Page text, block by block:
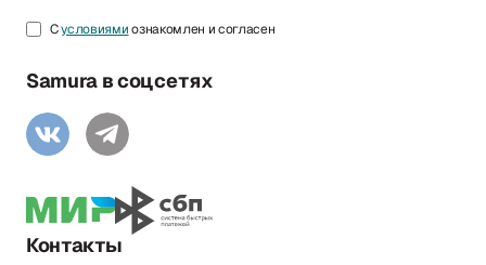
Сусловиямиознакомлен и согласен
Samura в соцсетях
Контакты